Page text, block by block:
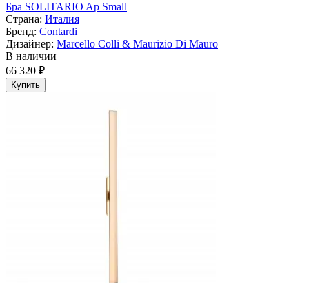
Бра SOLITARIO Ap Small
Страна: Италия
Бренд: Contardi
Дизайнер: Marcello Colli & Maurizio Di Mauro
В наличии
66 320 ₽
Купить